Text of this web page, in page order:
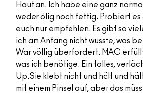
Haut an. Ich habe eine ganz
weder ölig noch fettig. Probiert es
euch nur empfehlen. Es gibt so
ich am Anfang nicht wusste, was
War völlig überfordert. MAC
was ich benötige. Ein tolles,
Up.Sie klebt nicht und hält und
mit einem Pinsel auf, aber das